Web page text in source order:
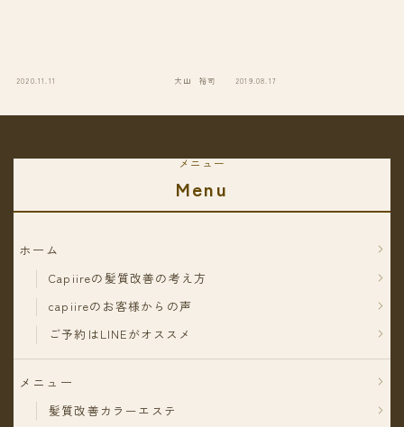
2020.11.11 大山 裕司 2019.08.17
メニュー
Menu
ホーム
Capiireの髪質改善の考え方
capiireのお客様からの声
ご予約はLINEがオススメ
メニュー
髪質改善カラーエステ